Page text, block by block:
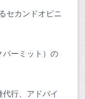
セカンドオピニ
パーミット）の
代行、アドバイ